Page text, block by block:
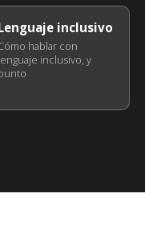
inclusivo
hablar con
inclusivo, y